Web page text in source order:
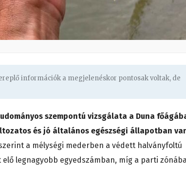
információk a megjelenéskor pontosak voltak, de
szempontú vizsgálata a Duna
és jó általános egészségi állapotban
a mélységi mederben a védett halványfoltú
legnagyobb egyedszámban, míg a parti